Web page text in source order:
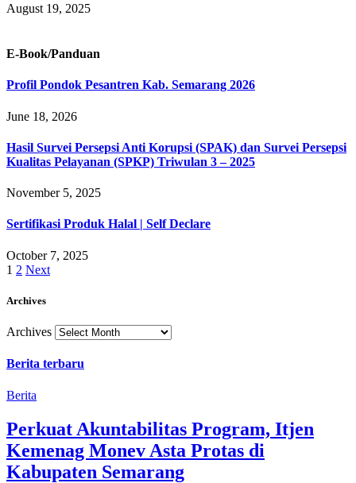
August 19, 2025
E-Book/Panduan
Profil Pondok Pesantren Kab. Semarang 2026
June 18, 2026
Hasil Survei Persepsi Anti Korupsi (SPAK) dan Survei Persepsi
Kualitas Pelayanan (SPKP) Triwulan 3 – 2025
November 5, 2025
Sertifikasi Produk Halal | Self Declare
October 7, 2025
1 2 Next
Archives
Archives
Berita terbaru
Berita
Perkuat Akuntabilitas Program, Itjen
Kemenag Monev Asta Protas di
Kabupaten Semarang